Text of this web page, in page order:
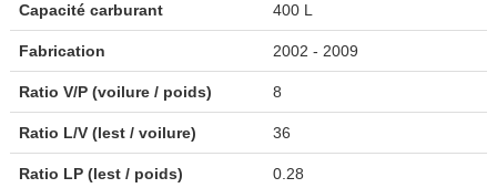
Capacité carburant 400 L
Fabrication 2002 - 2009
Ratio V/P (voilure / poids) 8
Ratio L/V (lest / voilure) 36
Ratio LP (lest / poids) 0.28